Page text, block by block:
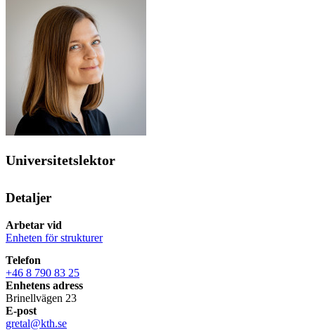
Universitetslektor
Detaljer
Arbetar vid
Enheten för strukturer
Telefon
+46 8 790 83 25
Enhetens adress
Brinellvägen 23
E-post
gretal@kth.se